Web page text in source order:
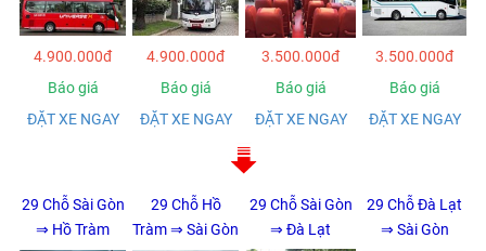
4.900.000đ 4.900.000đ 3.500.000đ
3.500.000đ
Báo giá
Báo giá Báo giá
Báo giá
ĐẶT XE NGAY
ĐẶT XE NGAY ĐẶT XE NGAY ĐẶT XE NGAY
29 Chỗ Sài Gòn
⇒ Hồ Tràm
29 Chỗ Hồ
Tràm ⇒ Sài Gòn
29 Chỗ Sài Gòn
⇒ Đà Lạt
29 Chỗ Đà Lạt
⇒ Sài Gòn